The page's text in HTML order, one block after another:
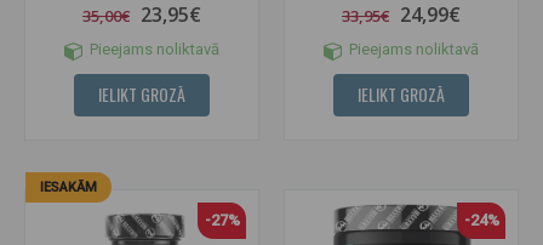
35,00€ 23,95€
Pieejams noliktavā
IELIKT GROZĀ
33,95€ 24,99€
Pieejams noliktavā
IELIKT GROZĀ
IESAKĀM
-27% -24%